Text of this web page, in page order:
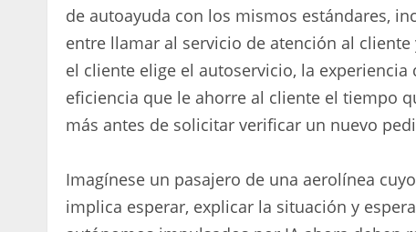
de autoayuda con los mismos estándares,
entre llamar al servicio de atención al
el cliente elige el autoservicio, la
eficiencia que le ahorre al cliente el tiempo
más antes de solicitar verificar un nuevo
Imagínese un pasajero de una aerolínea
implica esperar, explicar la situación y